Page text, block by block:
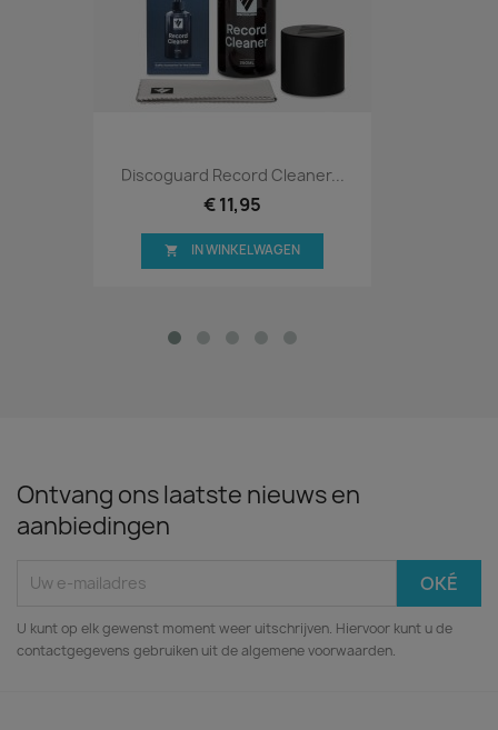
Discoguard Record Cleaner...
€ 11,95
 IN WINKELWAGEN
Ontvang ons laatste nieuws en
aanbiedingen
U kunt op elk gewenst moment weer uitschrijven. Hiervoor kunt u de
contactgegevens gebruiken uit de algemene voorwaarden.